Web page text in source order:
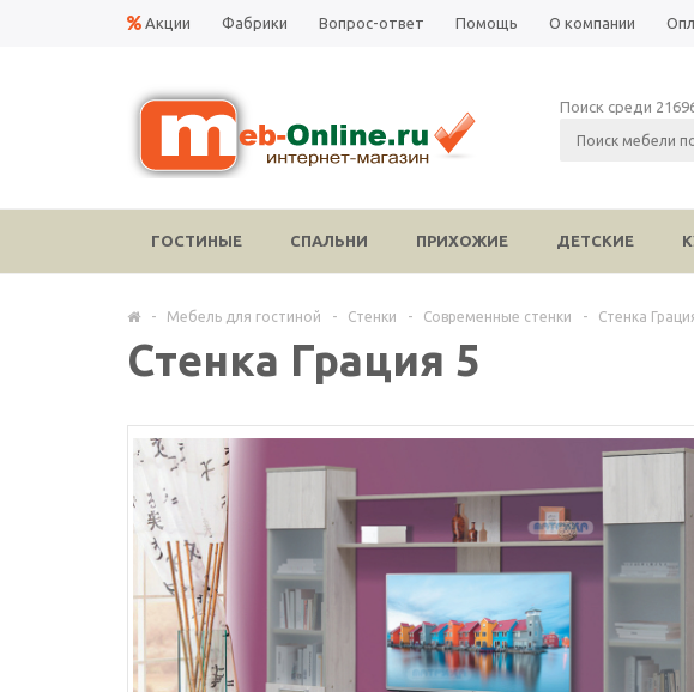
Акции Фабрики Вопрос-ответ Помощь О компании
Поиск среди
ГОСТИНЫЕ СПАЛЬНИ ПРИХОЖИЕ ДЕТСКИЕ
- Мебель для гостиной - Стенки - Современные стенки - Стенка
Стенка Грация 5